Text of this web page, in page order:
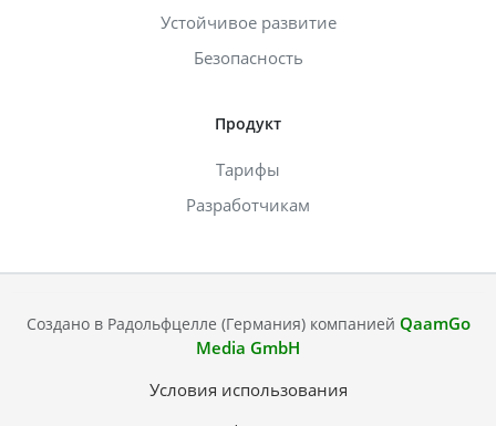
Устойчивое развитие
Безопасность
Продукт
Тарифы
Разработчикам
Создано в Радольфцелле (Германия) компанией QaamGo
Media GmbH
Условия использования